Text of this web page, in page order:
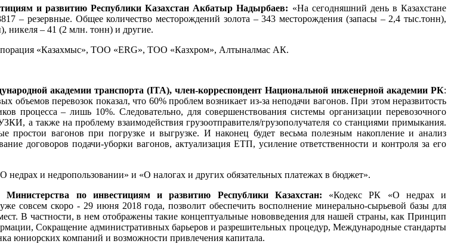
и развитию Республики Казахстан Акбатыр Надырбаев: «На сегодняшний день в Казахстане
– резервные. Общее количество месторождений золота – 343 месторождения (запасы – 2,4 тыс.тонн),
никеля – 41 (2 млн. тонн) и другие.
«Казахмыс», ТОО «ERG», ТОО «Казхром», Алтыналмас АК.
академии транспорта (ITA), член-корреспондент Национальной инженерной академии РК:
перевозок показал, что 60% проблем возникает из-за неподачи вагонов. При этом неразвитость
процесса – лишь 10%. Следовательно, для совершенствования системы организации перевозочного
а также на проблему взаимодействия грузоотправителя/грузополучателя со станциями примыкания.
простои вагонов при погрузке и выгрузке. И наконец будет весьма полезным накопление и анализ
договоров подачи-уборки вагонов, актуализация ЕТП, усиление ответственности и контроля за его
недрах и недропользовании» и «О налогах и других обязательных платежах в бюджет».
по инвестициям и развитию Республики Казахстан: «Кодекс РК «О недрах и
совсем скоро - 29 июня 2018 года, позволит обеспечить восполнение минерально-сырьевой базы для
В частности, в нем отображены такие концептуальные нововведения для нашей страны, как Принцип
Сокращение административных барьеров и разрешительных процедур, Международные стандарты
юниорских компаний и возможности привлечения капитала.